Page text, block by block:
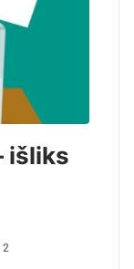
išliks